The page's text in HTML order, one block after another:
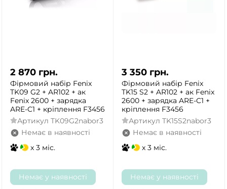
2 870 грн.
Фірмовий набір Fenix
TK09 G2 + AR102 + ак
Fenix 2600 + зарядка
ARE-C1 + кріплення F3456
Артикул TK09G2nabor3
Немає в наявності
x 3 міс.
Немає у наявності
3 350 грн.
Фірмовий набір Fenix
TK15 S2 + AR102 + ак Fenix
2600 + зарядка ARE-C1 +
кріплення F3456
Артикул TK15S2nabor3
Немає в наявності
x 3 міс.
Немає у наявності